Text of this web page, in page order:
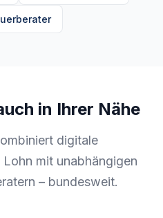
in Ihrer Nähe
digitale
mit unabhängigen
– bundesweit.